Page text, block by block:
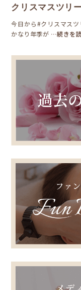
クリスマスツリ
今日から#クリスマスツ
かなり年季が …続きを